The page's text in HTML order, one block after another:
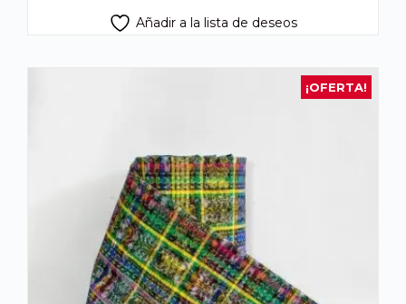
Añadir a la lista de deseos
¡OFERTA!